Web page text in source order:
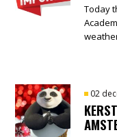
Today
02